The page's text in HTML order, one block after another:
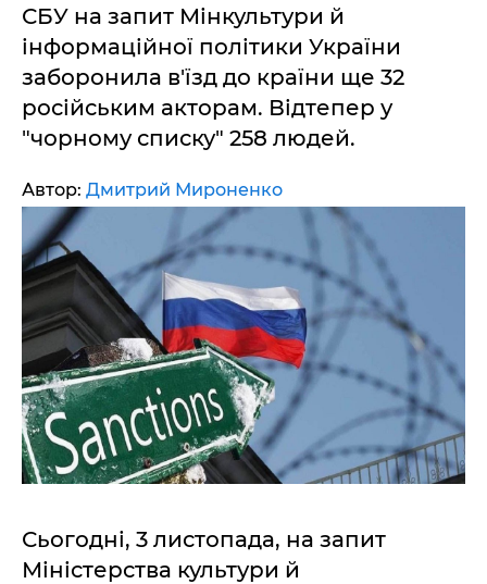
СБУ на запит Мінкультури й
інформаційної політики України
заборонила в'їзд до країни ще 32
російським акторам. Відтепер у
"чорному списку" 258 людей.
Автор: Дмитрий Мироненко
Сьогодні, 3 листопада, на запит
Міністерства культури й